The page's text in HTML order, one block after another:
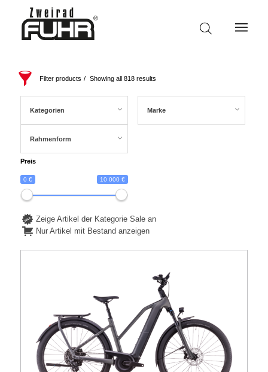
Filter products Showing all 818 results
Kategorien Marke
Rahmenform
Preis
0 € 10 000 €
Zeige Artikel der Kategorie Sale an
Nur Artikel mit Bestand anzeigen